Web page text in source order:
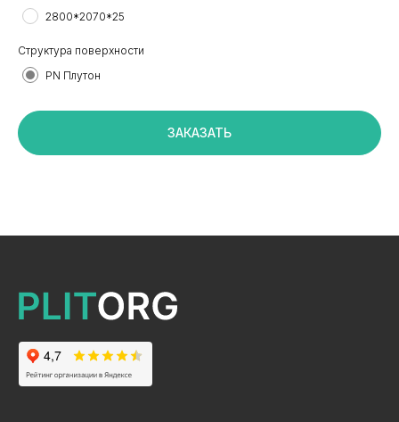
2800*2070*25
Структура поверхности
PN Плутон
ЗАКАЗАТЬ
info@plitorg.ru
ЛХДФ/ХДФ
Столешницы Slim line
OSB-3
Бумажно-слоистые пластики CPL Ультрадекор
Мебельная фурнитура
Клей-расплав